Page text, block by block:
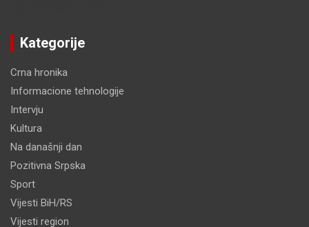
Kategorije
Crna hronika
Informacione tehnologije
Intervju
Kultura
Na današnji dan
Pozitivna Srpska
Sport
Vijesti BiH/RS
Vijesti region